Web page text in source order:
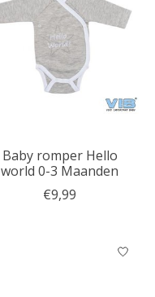
Baby romper Hello
world 0-3 Maanden
€9,99